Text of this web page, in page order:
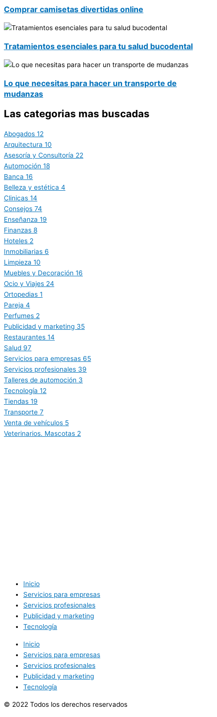
Comprar camisetas divertidas online
Tratamientos esenciales para tu salud bucodental
Lo que necesitas para hacer un transporte de
mudanzas
Las categorias mas buscadas
Abogados 12
Arquitectura 10
Asesoría y Consultoría 22
Automoción 18
Banca 16
Belleza y estética 4
Clinicas 14
Consejos 74
Enseñanza 19
Finanzas 8
Hoteles 2
Inmobiliarias 6
Limpieza 10
Muebles y Decoración 16
Ocio y Viajes 24
Ortopedias 1
Pareja 4
Perfumes 2
Publicidad y marketing 35
Restaurantes 14
Salud 97
Servicios para empresas 65
Servicios profesionales 39
Talleres de automoción 3
Tecnología 12
Tiendas 19
Transporte 7
Venta de vehículos 5
Veterinarios. Mascotas 2
Inicio
Servicios para empresas
Servicios profesionales
Publicidad y marketing
Tecnología
Inicio
Servicios para empresas
Servicios profesionales
Publicidad y marketing
Tecnología
© 2022 Todos los derechos reservados